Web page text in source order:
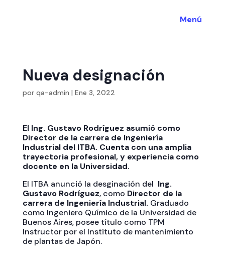
Menú
Nueva designación
por qa-admin | Ene 3, 2022
El Ing. Gustavo Rodríguez asumió como
Director de la carrera de Ingeniería
Industrial del ITBA. Cuenta con una amplia
trayectoria profesional, y experiencia como
docente en la Universidad.
El ITBA anunció la desginación del Ing.
Gustavo Rodríguez, como Director de la
carrera de Ingeniería Industrial. Graduado
como Ingeniero Químico de la Universidad de
Buenos Aires, posee título como TPM
Instructor por el Instituto de mantenimiento
de plantas de Japón.